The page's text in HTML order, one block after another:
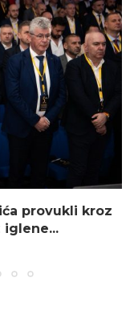
provukli kroz
iglene...